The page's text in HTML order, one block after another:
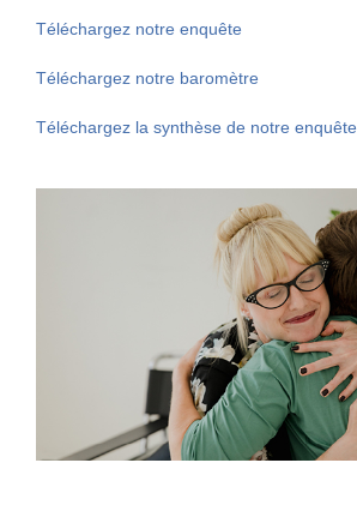
Téléchargez notre enquête
Téléchargez notre baromètre
Téléchargez la synthèse de notre enquête